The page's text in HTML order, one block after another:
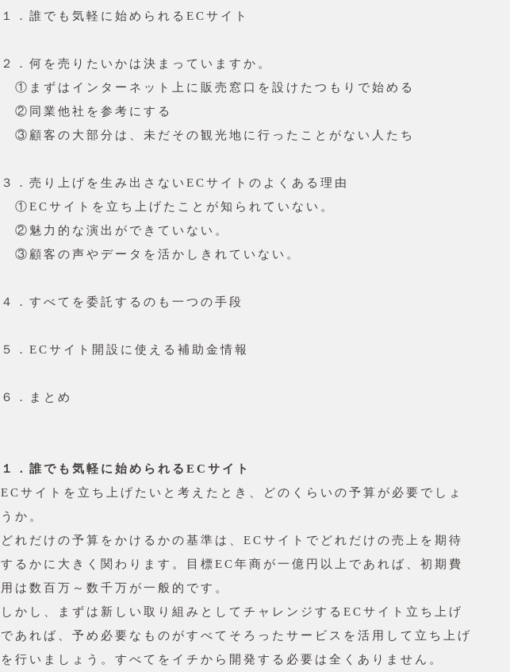
１．誰でも気軽に始められるECサイト
２．何を売りたいかは決まっていますか。
①まずはインターネット上に販売窓口を設けたつもりで始める
②同業他社を参考にする
③顧客の大部分は、未だその観光地に行ったことがない人たち
３．売り上げを生み出さないECサイトのよくある理由
①ECサイトを立ち上げたことが知られていない。
②魅力的な演出ができていない。
③顧客の声やデータを活かしきれていない。
４．すべてを委託するのも一つの手段
５．ECサイト開設に使える補助金情報
６．まとめ
１．誰でも気軽に始められるECサイト
ECサイトを立ち上げたいと考えたとき、どのくらいの予算が必要でしょ
うか。
どれだけの予算をかけるかの基準は、ECサイトでどれだけの売上を期待
するかに大きく関わります。目標EC年商が一億円以上であれば、初期費
用は数百万～数千万が一般的です。
しかし、まずは新しい取り組みとしてチャレンジするECサイト立ち上げ
であれば、予め必要なものがすべてそろったサービスを活用して立ち上げ
を行いましょう。すべてをイチから開発する必要は全くありません。